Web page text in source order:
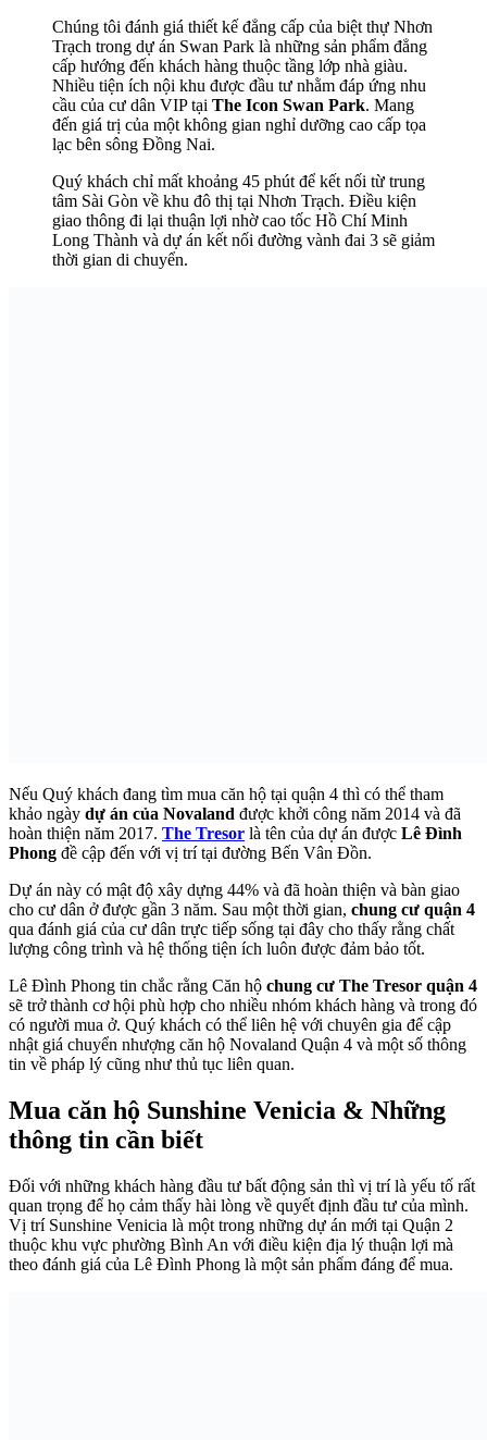
Chúng tôi đánh giá thiết kế đẳng cấp của biệt thự Nhơn
Trạch trong dự án Swan Park là những sản phẩm đẳng
cấp hướng đến khách hàng thuộc tầng lớp nhà giàu.
Nhiều tiện ích nội khu được đầu tư nhằm đáp ứng nhu
cầu của cư dân VIP tại The Icon Swan Park. Mang
đến giá trị của một không gian nghỉ dưỡng cao cấp tọa
lạc bên sông Đồng Nai.
Quý khách chỉ mất khoảng 45 phút để kết nối từ trung
tâm Sài Gòn về khu đô thị tại Nhơn Trạch. Điều kiện
giao thông đi lại thuận lợi nhờ cao tốc Hồ Chí Minh
Long Thành và dự án kết nối đường vành đai 3 sẽ giảm
thời gian di chuyển.
Nếu Quý khách đang tìm mua căn hộ tại quận 4 thì có thể tham
khảo ngày dự án của Novaland được khởi công năm 2014 và đã
hoàn thiện năm 2017. The Tresor là tên của dự án được Lê Đình
Phong đề cập đến với vị trí tại đường Bến Vân Đồn.
Dự án này có mật độ xây dựng 44% và đã hoàn thiện và bàn giao
cho cư dân ở được gần 3 năm. Sau một thời gian, chung cư quận 4
qua đánh giá của cư dân trực tiếp sống tại đây cho thấy rằng chất
lượng công trình và hệ thống tiện ích luôn được đảm bảo tốt.
Lê Đình Phong tin chắc rằng Căn hộ chung cư The Tresor quận 4
sẽ trở thành cơ hội phù hợp cho nhiều nhóm khách hàng và trong đó
có người mua ở. Quý khách có thể liên hệ với chuyên gia để cập
nhật giá chuyển nhượng căn hộ Novaland Quận 4 và một số thông
tin về pháp lý cũng như thủ tục liên quan.
Mua căn hộ Sunshine Venicia & Những
thông tin cần biết
Đối với những khách hàng đầu tư bất động sản thì vị trí là yếu tố rất
quan trọng để họ cảm thấy hài lòng về quyết định đầu tư của mình.
Vị trí Sunshine Venicia là một trong những dự án mới tại Quận 2
thuộc khu vực phường Bình An với điều kiện địa lý thuận lợi mà
theo đánh giá của Lê Đình Phong là một sản phẩm đáng để mua.